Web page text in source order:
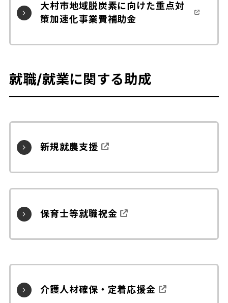
大村市地域脱炭素に向けた重点対
策加速化事業費補助金
就職/就業に関する助成
新規就農支援
保育士等就職祝金
介護人材確保・定着応援金